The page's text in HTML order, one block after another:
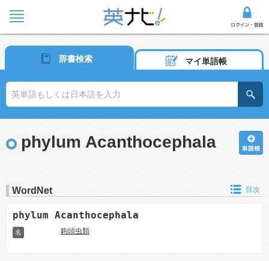
辞書検索 マイ単語帳
phylum Acanthocephala
WordNet 目次
phylum Acanthocephala
名 鉤頭虫類